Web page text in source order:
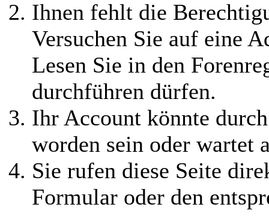
Ihnen fehlt die
Versuchen Sie auf eine
Lesen Sie in den
durchführen dürfen.
Ihr Account könnte
worden sein oder wartet
Sie rufen diese Seite
Formular oder den